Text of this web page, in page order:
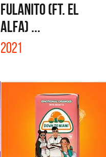
FULANITO (FT. EL
ALFA) ...
2021